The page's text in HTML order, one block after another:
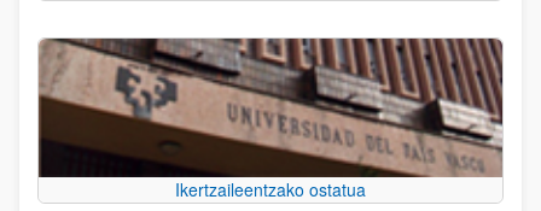
Ikertzaileentzako ostatua